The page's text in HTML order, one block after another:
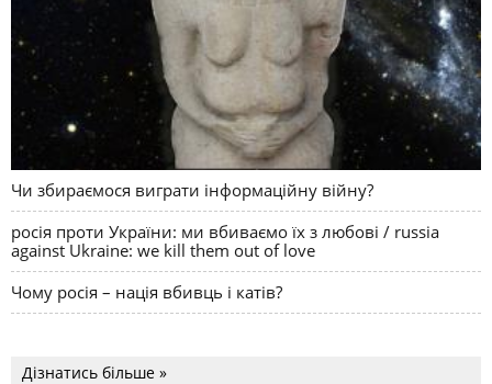
Чи збираємося виграти інформаційну війну?
росія проти України: ми вбиваємо їх з любові / russia
against Ukraine: we kill them out of love
Чому росія – нація вбивць і катів?
Дізнатись більше »